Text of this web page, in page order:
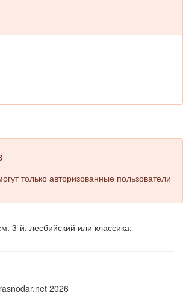
только авторизованные пользователи
3-й. лесбийский или классика.
2026